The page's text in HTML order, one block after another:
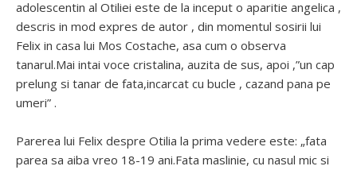
adolescentin al Otiliei este de la inceput o aparitie angelica ,
descris in mod expres de autor , din momentul sosirii lui
Felix in casa lui Mos Costache, asa cum o observa
tanarul.Mai intai voce cristalina, auzita de sus, apoi ,”un cap
prelung si tanar de fata,incarcat cu bucle , cazand pana pe
umeri” .
Parerea lui Felix despre Otilia la prima vedere este: „fata
parea sa aiba vreo 18-19 ani.Fata maslinie, cu nasul mic si